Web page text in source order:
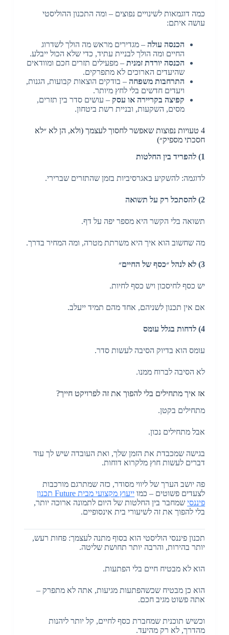
כמה דוגמאות לשינויים נפוצים – ומה התכנון ההוליסטי
עושה איתם:
הכנסה עולה– מגדירים מראש מה הולך לשדרוג
החיים ומה הולך לבניית עתיד, כדי שלא הכול ייבלע.
הכנסה יורדת זמנית– מפעילים תזרים חכם ומוודאים
שהיעדים הארוכים לא מתפרקים.
התרחבות משפחה– בודקים הוצאות קבועות, הגנות,
ויעדים חדשים בלי לחץ מיותר.
קפיצה בקריירה או עסק – עושים סדר בין תזרים,
מסים, השקעות, ובניית רשת ביטחון.
4 טעויות נפוצות שאפשר לחסוך לעצמך (ולא, הן לא ״לא
חסכתי מספיק״)
1) להפריד בין החלטות
לדוגמה: להשקיע באגרסיביות בזמן שהתזרים שברירי.
2) להסתכל רק על תשואה
תשואה בלי הקשר היא מספר יפה על דף.
מה שחשוב הוא איך היא משרתת מטרה, ומה המחיר בדרך.
3) לא לנהל ״כסף של החיים״
יש כסף לחיסכון ויש כסף לחיות.
אם אין תכנון לשניהם, אחד מהם תמיד ייעלב.
4) לדחות בגלל עומס
עומס הוא בדיוק הסיבה לעשות סדר.
לא הסיבה לברוח ממנו.
אז איך מתחילים בלי להפוך את זה לפרויקט חייך?
מתחילים בקטן.
אבל מתחילים נכון.
בגישה שמכבדת את הזמן שלך, ואת העובדה שיש לך עוד
דברים לעשות חוץ מלקרוא דוחות.
פה יושב הערך של ליווי מסודר, כזה שמתרגם מורכבות
לצעדים פשוטים – כמו
ייעוץ מקצועי מבית Future תכנון
פיננסישמחבר בין החלטות של היום לתמונה ארוכה יותר,
בלי להפוך את זה לשיעורי בית אינסופיים.
תכנון פיננסי הוליסטי הוא בסוף מתנה לעצמך: פחות רעש,
יותר בהירות, והרבה יותר תחושת שליטה.
הוא לא מבטיח חיים בלי הפתעות.
הוא כן מבטיח שכשהפתעות מגיעות, אתה לא מתפרק –
אתה פשוט מגיב חכם.
וכשיש תוכנית שמחברת כסף לחיים, קל יותר ליהנות
מהדרך, לא רק מהיעד.